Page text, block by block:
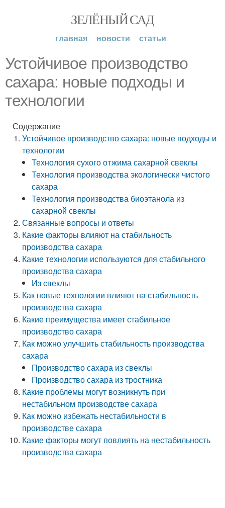
ЗЕЛЁНЫЙ САД
главная новости статьи
Устойчивое производство
сахара: новые подходы и
технологии
Содержание
Устойчивое производство сахара: новые подходы и
технологии
Технология сухого отжима сахарной свеклы
Технология производства экологически чистого
сахара
Технология производства биоэтанола из
сахарной свеклы
Связанные вопросы и ответы
Какие факторы влияют на стабильность
производства сахара
Какие технологии используются для стабильного
производства сахара
Из свеклы
Как новые технологии влияют на стабильность
производства сахара
Какие преимущества имеет стабильное
производство сахара
Как можно улучшить стабильность производства
сахара
Производство сахара из свеклы
Производство сахара из тростника
Какие проблемы могут возникнуть при
нестабильном производстве сахара
Как можно избежать нестабильности в
производстве сахара
Какие факторы могут повлиять на нестабильность
производства сахара